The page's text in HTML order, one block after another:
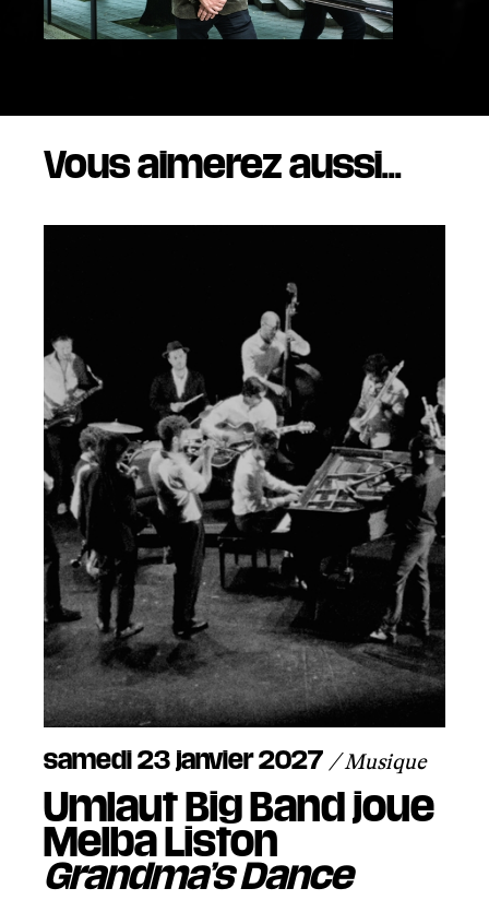
Vous aimerez aussi...
samedi 23 janvier 2027 / Musique
Umlaut Big Band joue
Melba Liston
Grandma’s Dance